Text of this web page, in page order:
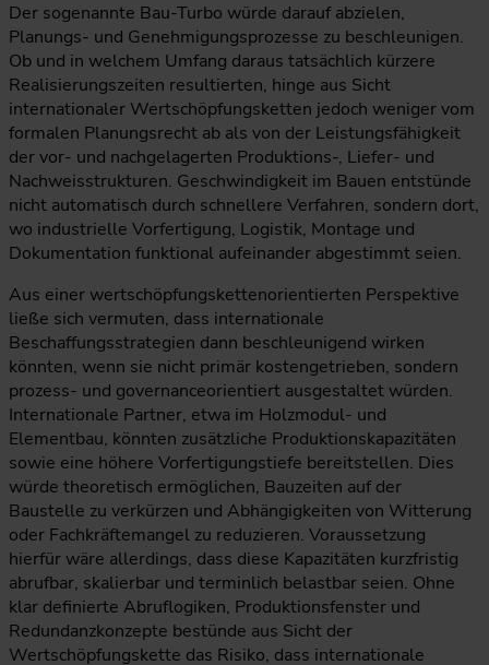
Der sogenannte Bau-Turbo würde darauf abzielen,
Planungs- und Genehmigungsprozesse zu beschleunigen.
Ob und in welchem Umfang daraus tatsächlich kürzere
Realisierungszeiten resultierten, hinge aus Sicht
internationaler Wertschöpfungsketten jedoch weniger vom
formalen Planungsrecht ab als von der Leistungsfähigkeit
der vor- und nachgelagerten Produktions-, Liefer- und
Nachweisstrukturen. Geschwindigkeit im Bauen entstünde
nicht automatisch durch schnellere Verfahren, sondern dort,
wo industrielle Vorfertigung, Logistik, Montage und
Dokumentation funktional aufeinander abgestimmt seien.
Aus einer wertschöpfungskettenorientierten Perspektive
ließe sich vermuten, dass internationale
Beschaffungsstrategien dann beschleunigend wirken
könnten, wenn sie nicht primär kostengetrieben, sondern
prozess- und governanceorientiert ausgestaltet würden.
Internationale Partner, etwa im Holzmodul- und
Elementbau, könnten zusätzliche Produktionskapazitäten
sowie eine höhere Vorfertigungstiefe bereitstellen. Dies
würde theoretisch ermöglichen, Bauzeiten auf der
Baustelle zu verkürzen und Abhängigkeiten von Witterung
oder Fachkräftemangel zu reduzieren. Voraussetzung
hierfür wäre allerdings, dass diese Kapazitäten kurzfristig
abrufbar, skalierbar und terminlich belastbar seien. Ohne
klar definierte Abruflogiken, Produktionsfenster und
Redundanzkonzepte bestünde aus Sicht der
Wertschöpfungskette das Risiko, dass internationale